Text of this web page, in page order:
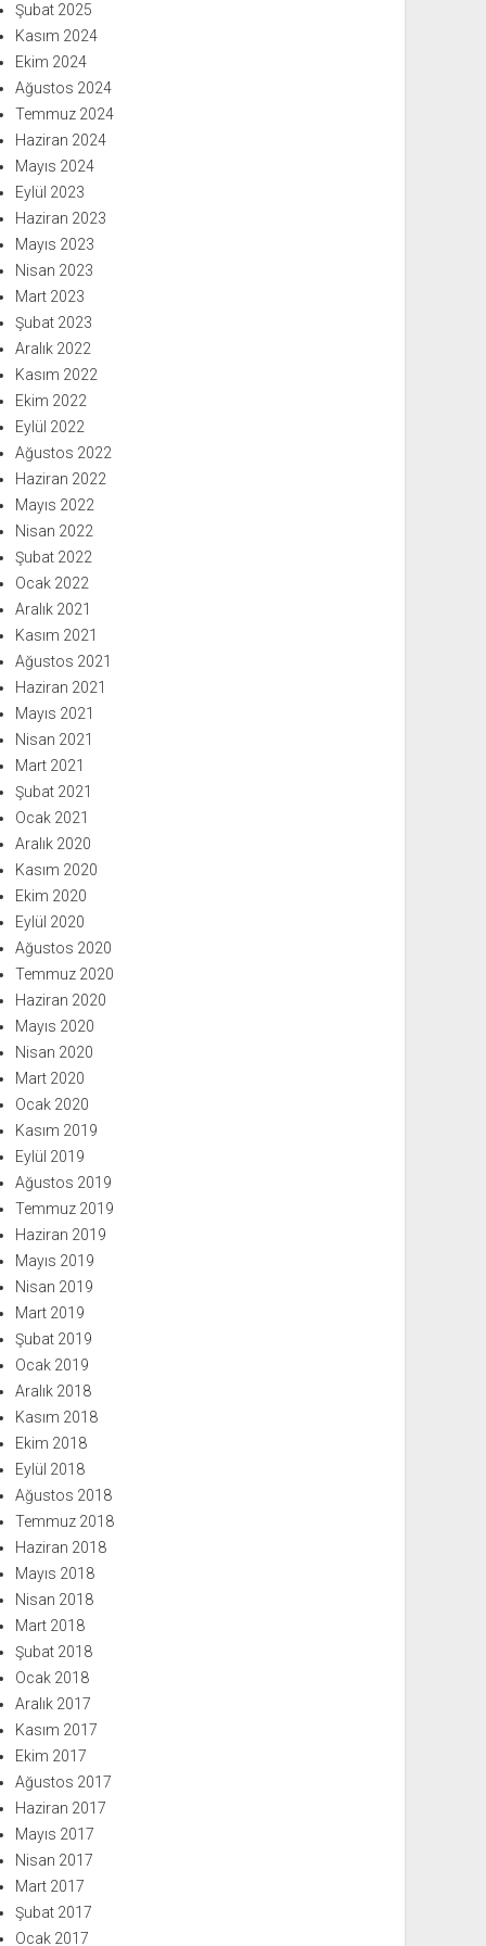
Şubat 2025
Kasım 2024
Ekim 2024
Ağustos 2024
Temmuz 2024
Haziran 2024
Mayıs 2024
Eylül 2023
Haziran 2023
Mayıs 2023
Nisan 2023
Mart 2023
Şubat 2023
Aralık 2022
Kasım 2022
Ekim 2022
Eylül 2022
Ağustos 2022
Haziran 2022
Mayıs 2022
Nisan 2022
Şubat 2022
Ocak 2022
Aralık 2021
Kasım 2021
Ağustos 2021
Haziran 2021
Mayıs 2021
Nisan 2021
Mart 2021
Şubat 2021
Ocak 2021
Aralık 2020
Kasım 2020
Ekim 2020
Eylül 2020
Ağustos 2020
Temmuz 2020
Haziran 2020
Mayıs 2020
Nisan 2020
Mart 2020
Ocak 2020
Kasım 2019
Eylül 2019
Ağustos 2019
Temmuz 2019
Haziran 2019
Mayıs 2019
Nisan 2019
Mart 2019
Şubat 2019
Ocak 2019
Aralık 2018
Kasım 2018
Ekim 2018
Eylül 2018
Ağustos 2018
Temmuz 2018
Haziran 2018
Mayıs 2018
Nisan 2018
Mart 2018
Şubat 2018
Ocak 2018
Aralık 2017
Kasım 2017
Ekim 2017
Ağustos 2017
Haziran 2017
Mayıs 2017
Nisan 2017
Mart 2017
Şubat 2017
Ocak 2017